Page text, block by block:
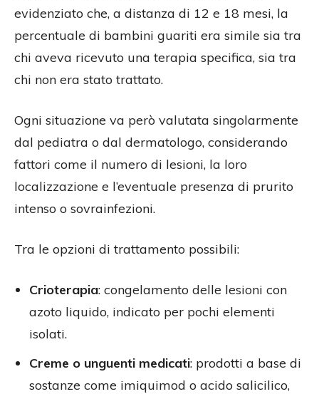
evidenziato che, a distanza di 12 e 18 mesi, la
percentuale di bambini guariti era simile sia tra
chi aveva ricevuto una terapia specifica, sia tra
chi non era stato trattato.
Ogni situazione va però valutata singolarmente
dal pediatra o dal dermatologo, considerando
fattori come il numero di lesioni, la loro
localizzazione e l’eventuale presenza di prurito
intenso o sovrainfezioni.
Tra le opzioni di trattamento possibili:
Crioterapia: congelamento delle lesioni con
azoto liquido, indicato per pochi elementi
isolati.
Creme o unguenti medicati: prodotti a base di
sostanze come imiquimod o acido salicilico,